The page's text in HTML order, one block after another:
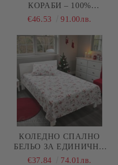
КОРАБИ – 100%
НАТУРАЛЕН ПАМУК
€46.53 91.00лв.
КОЛЕДНО СПАЛНО
БЕЛЬО ЗА ЕДИНИЧНО
ЛЕГЛО, КОЛЕДНИ
€37.84 74.01лв.